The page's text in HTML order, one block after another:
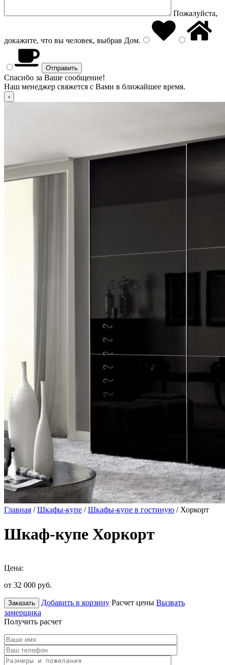
Пожалуйста,
докажите, что вы человек, выбрав Дом.
Спасибо за Ваше сообщение!
Наш менеджер свяжется с Вами в ближайшее время.
Главная /Шкафы-купе /Шкафы-купе в гостиную / Хоркорт
Шкаф-купе Хоркорт
Цена:
от 32 000 руб.
Заказать Добавить в корзину Расчет цены Вызвать
замерщика
Получить расчет